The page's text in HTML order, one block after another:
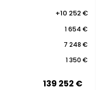
+10 252 €
1 654 €
7 248 €
1 350 €
139 252 €